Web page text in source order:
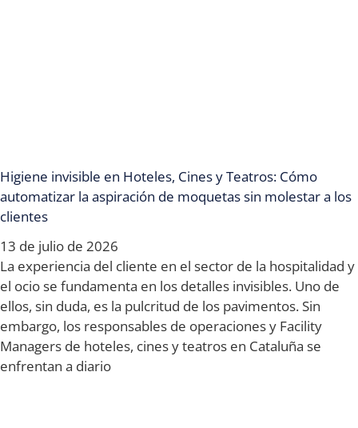
Higiene invisible en Hoteles, Cines y Teatros: Cómo
automatizar la aspiración de moquetas sin molestar a los
clientes
13 de julio de 2026
La experiencia del cliente en el sector de la hospitalidad y
el ocio se fundamenta en los detalles invisibles. Uno de
ellos, sin duda, es la pulcritud de los pavimentos. Sin
embargo, los responsables de operaciones y Facility
Managers de hoteles, cines y teatros en Cataluña se
enfrentan a diario